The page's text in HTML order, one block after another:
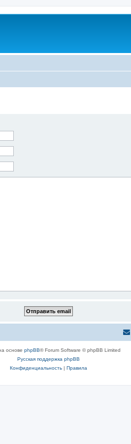
основе phpBB® Forum Software © phpBB Limited
Русская поддержка phpBB
Конфиденциальность| Правила